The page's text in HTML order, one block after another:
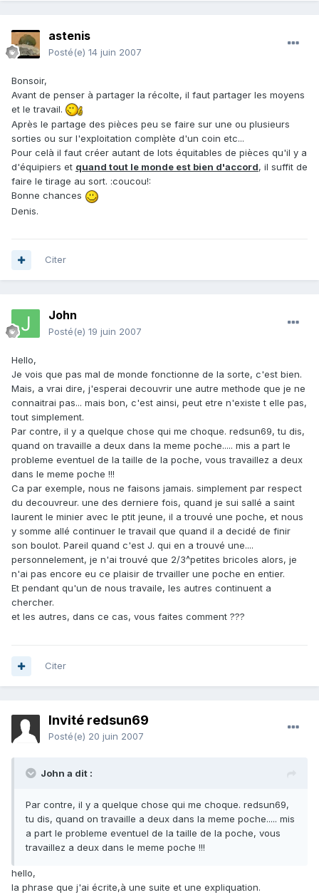
astenis
Posté(e) 14 juin 2007
Bonsoir,
Avant de penser à partager la récolte, il faut partager les moyens
et le travail.
Après le partage des pièces peu se faire sur une ou plusieurs
sorties ou sur l'exploitation complète d'un coin etc...
Pour celà il faut créer autant de lots équitables de pièces qu'il y a
d'équipiers et quand tout le monde est bien d'accord, il suffit de
faire le tirage au sort. :coucou!:
Bonne chances
Denis.
Citer
John
Posté(e) 19 juin 2007
Hello,
Je vois que pas mal de monde fonctionne de la sorte, c'est bien.
Mais, a vrai dire, j'esperai decouvrir une autre methode que je ne
connaitrai pas... mais bon, c'est ainsi, peut etre n'existe t elle pas,
tout simplement.
Par contre, il y a quelque chose qui me choque. redsun69, tu dis,
quand on travaille a deux dans la meme poche..... mis a part le
probleme eventuel de la taille de la poche, vous travaillez a deux
dans le meme poche !!!
Ca par exemple, nous ne faisons jamais. simplement par respect
du decouvreur. une des derniere fois, quand je sui sallé a saint
laurent le minier avec le ptit jeune, il a trouvé une poche, et nous
y somme allé continuer le travail que quand il a decidé de finir
son boulot. Pareil quand c'est J. qui en a trouvé une....
personnelement, je n'ai trouvé que 2/3^petites bricoles alors, je
n'ai pas encore eu ce plaisir de trvailler une poche en entier.
Et pendant qu'un de nous travaile, les autres continuent a
chercher.
et les autres, dans ce cas, vous faites comment ???
Citer
Invité redsun69
Posté(e) 20 juin 2007
John a dit :
Par contre, il y a quelque chose qui me choque. redsun69,
tu dis, quand on travaille a deux dans la meme poche..... mis
a part le probleme eventuel de la taille de la poche, vous
travaillez a deux dans le meme poche !!!
hello,
la phrase que j'ai écrite,à une suite et une expliquation.